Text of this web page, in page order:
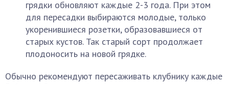
грядки обновляют каждые 2-3 года. При этом
для пересадки выбираются молодые, только
укоренившиеся розетки, образовавшиеся от
старых кустов. Так старый сорт продолжает
плодоносить на новой грядке.
Обычно рекомендуют пересаживать клубнику каждые